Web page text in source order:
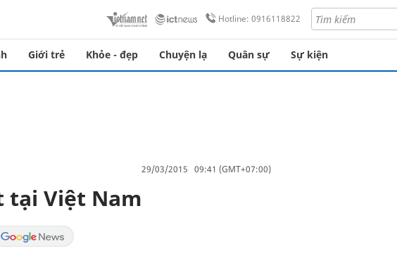
Hotline: 0916118822
Giới trẻ Khỏe - đẹp Chuyện lạ Quân sự Sự kiện
29/03/2015 09:41 (GMT+07:00)
tại Việt Nam